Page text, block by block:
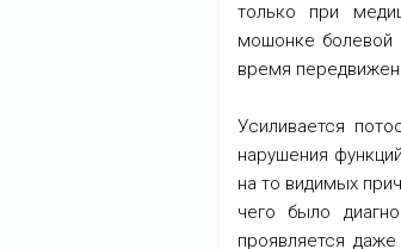
только при
мошонке болевой
время
Усиливается
нарушения
на то видимых
чего было
проявляется